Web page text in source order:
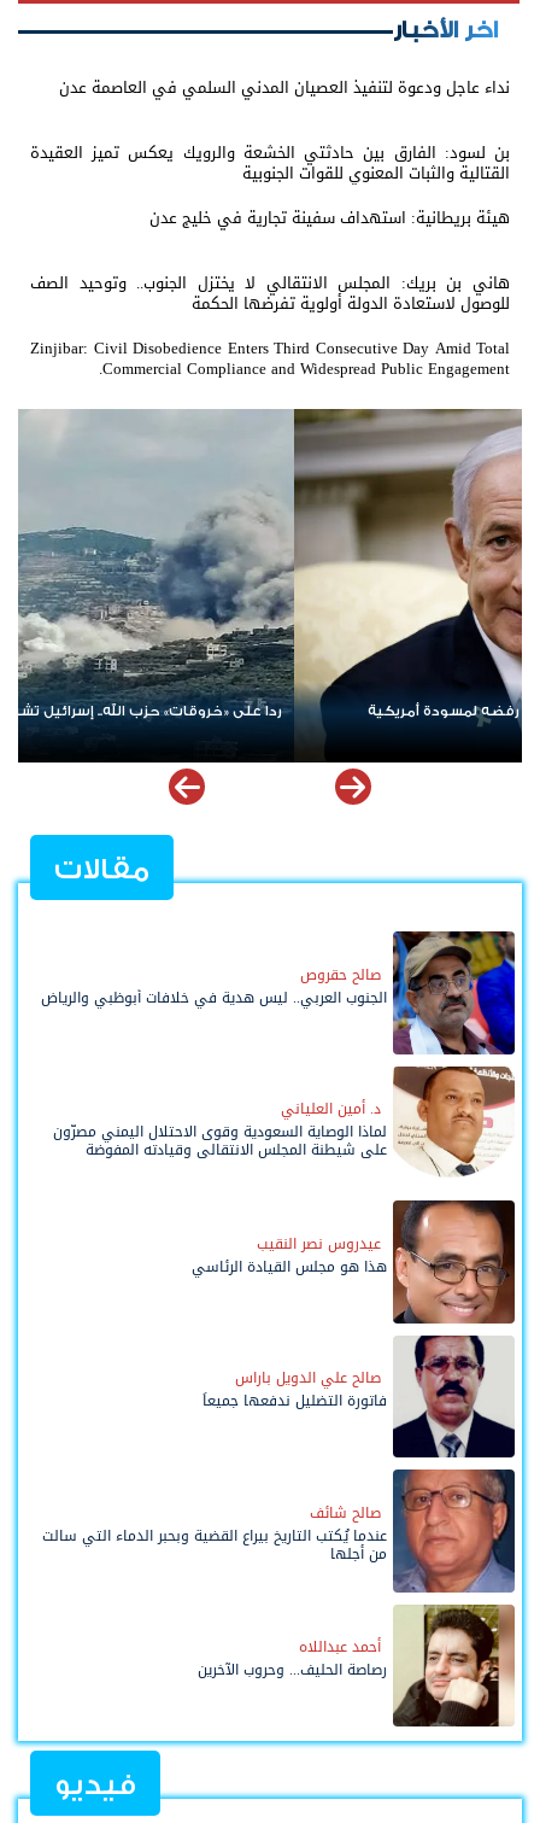
اخر الأخبار
نداء عاجل ودعوة لتنفيذ العصيان المدني السلمي في العاصمة عدن
بن لسود: الفارق بين حادثتي الخشعة والرويك يعكس تميز العقيدة
القتالية والثبات المعنوي للقوات الجنوبية
هيئة بريطانية: استهداف سفينة تجارية في خليج عدن
هاني بن بريك: المجلس الانتقالي لا يختزل الجنوب.. وتوحيد الصف
للوصول لاستعادة الدولة أولوية تفرضها الحكمة
Zinjibar: Civil Disobedience Enters Third Consecutive Day Amid Total
Commercial Compliance and Widespread Public Engagement.
لبنان
الإمارات ترسخ دعم الموهوبين والمبدعين العرب عبر
مقالات
صالح حقروص
الجنوب العربي.. ليس هدية في خلافات أبوظبي والرياض
د. أمين العلياني
لماذا الوصاية السعودية وقوى الاحتلال اليمني مصرّون
على شيطنة المجلس الانتقالي وقيادته المفوضة
عيدروس نصر النقيب
هذا هو مجلس القيادة الرئاسي
صالح علي الدويل باراس
فاتورة التضليل ندفعها جميعاً
صالح شائف
عندما يُكتب التاريخ بيراع القضية وبحبر الدماء التي سالت
من أجلها
أحمد عبداللاه
رصاصة الحليف... وحروب الآخرين
فيديو